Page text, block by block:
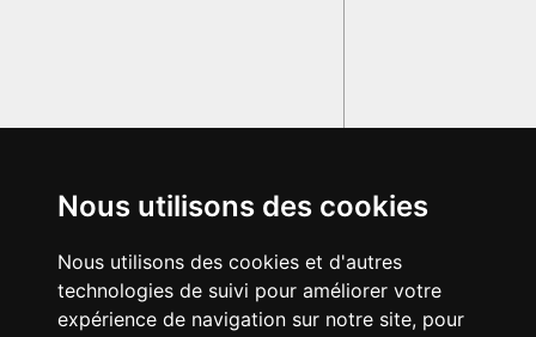
Nous utilisons des cookies
Nous utilisons des cookies et d'autres
technologies de suivi pour améliorer votre
expérience de navigation sur notre site, pour